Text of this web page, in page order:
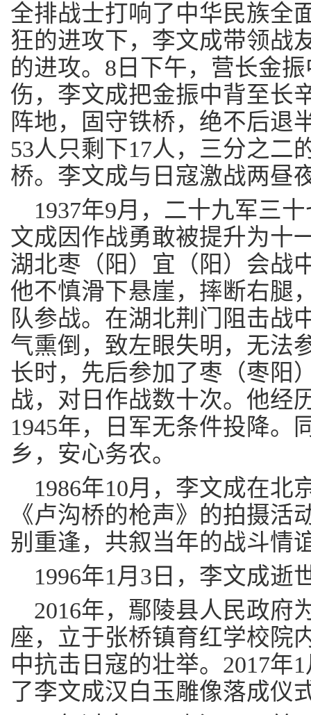
全排战士打响了中华民族全
狂的进攻下，李文成带领战
的进攻。8日下午，营长金
伤，李文成把金振中背至长
阵地，固守铁桥，绝不后退
53人只剩下17人，三分之二
桥。李文成与日寇激战两昼
1937年9月，二十九军三
文成因作战勇敢被提升为十
湖北枣（阳）宜（阳）会战
他不慎滑下悬崖，摔断右腿
队参战。在湖北荆门阻击战
气熏倒，致左眼失明，无法
长时，先后参加了枣（枣阳
战，对日作战数十次。他经
1945年，日军无条件投降。
乡，安心务农。
1986年10月，李文成在北
《卢沟桥的枪声》的拍摄
别重逢，共叙当年的战斗情
1996年1月3日，李文成逝
2016年，鄢陵县人民政府
座，立于张桥镇育红学校院
中抗击日寇的壮举。2017年
了李文成汉白玉雕像落成仪